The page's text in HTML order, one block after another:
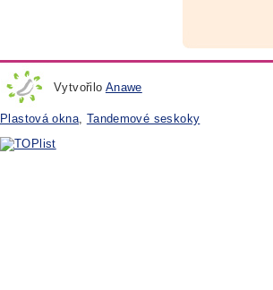
Vytvořilo Anawe
Plastová okna, Tandemové seskoky